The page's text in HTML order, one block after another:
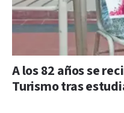
A los 82 años se
Turismo tras